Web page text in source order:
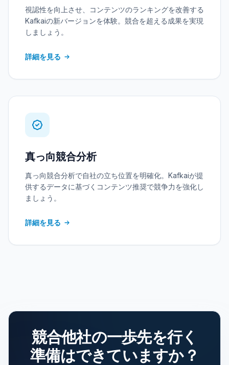
視認性を向上させ、コンテンツのランキングを改善する
Kafkaiの新バージョンを体験。競合を超える成果を実現
しましょう。
詳細を見る
真っ向競合分析
真っ向競合分析で自社の立ち位置を明確化。Kafkaiが提
供するデータに基づくコンテンツ推奨で競争力を強化し
ましょう。
詳細を見る
競合他社の一歩先を行く
準備はできていますか？